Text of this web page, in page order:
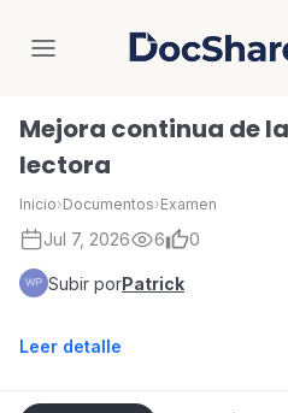
Mejora continua de
lectora
Inicio›Documentos›Examen
Jul 7, 2026 6 0
Subir porPatrick
Leer detalle